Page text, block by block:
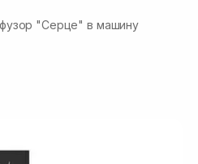
"Серце" в машину